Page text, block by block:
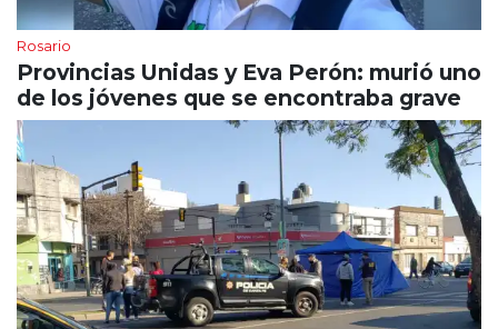
Rosario
Provincias Unidas y Eva Perón: murió uno
de los jóvenes que se encontraba grave